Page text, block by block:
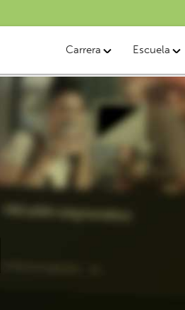
Carrera Escuela